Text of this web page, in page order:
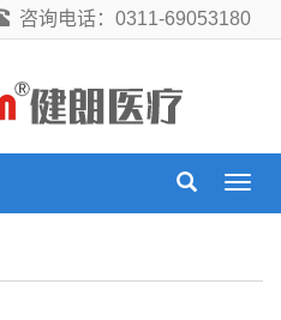
咨询电话：0311-69053180
导